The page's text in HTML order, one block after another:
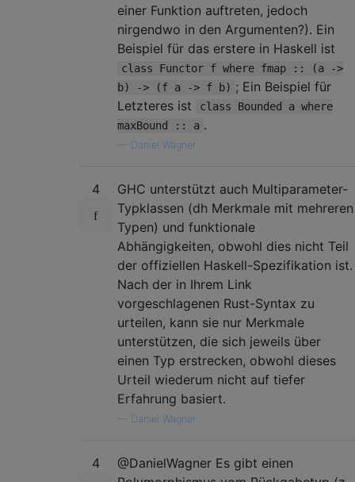
einer Funktion auftreten, jedoch
nirgendwo in den Argumenten?). Ein
Beispiel für das erstere in Haskell ist
class Functor f where fmap :: (a ->
b) -> (f a -> f b) ; Ein Beispiel für
Letzteres ist
class Bounded a where
maxBound :: a .
Daniel Wagner
4
GHC unterstützt auch Multiparameter-
Typklassen (dh Merkmale mit mehreren
Typen) und funktionale
Abhängigkeiten, obwohl dies nicht Teil
der offiziellen Haskell-Spezifikation ist.
Nach der in Ihrem Link
vorgeschlagenen Rust-Syntax zu
urteilen, kann sie nur Merkmale
unterstützen, die sich jeweils über
einen Typ erstrecken, obwohl dieses
Urteil wiederum nicht auf tiefer
Erfahrung basiert.
Daniel Wagner
4
@DanielWagner Es gibt einen